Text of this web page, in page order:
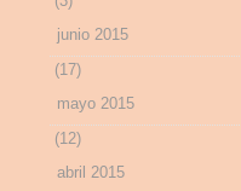
junio 2015
(17)
mayo 2015
(12)
abril 2015